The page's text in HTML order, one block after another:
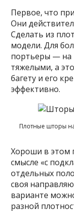
Первое, что
Они
Сделать из
модели. Для
портьеры — на
тяжелыми, а
багету и его
эффективно.
Плотные шторы
Хороши в этом
смысле «с
отдельных
своя
варианте
разной